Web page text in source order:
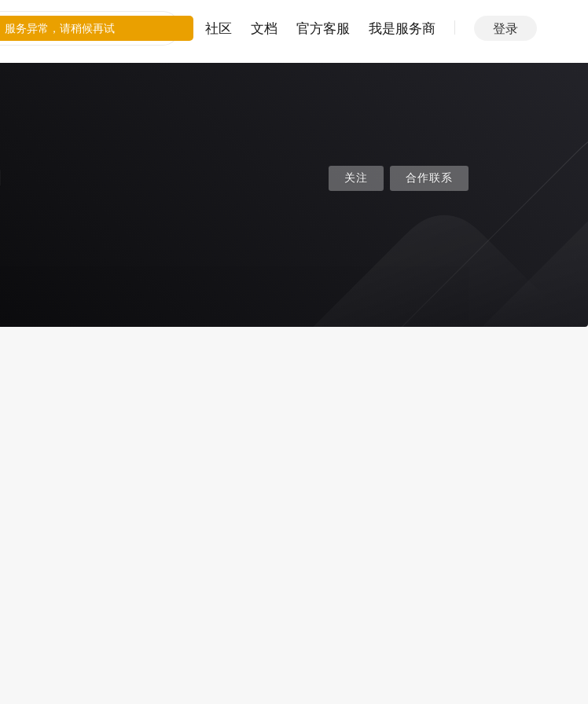
社区 文档 官方客服 我是服务商 登录
关注 合作联系
服务异常，请稍候再试